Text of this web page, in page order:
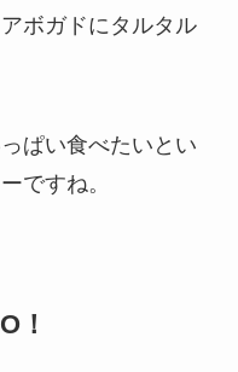
ボガドにタルタル
ぱい食べたいとい
ですね。
！